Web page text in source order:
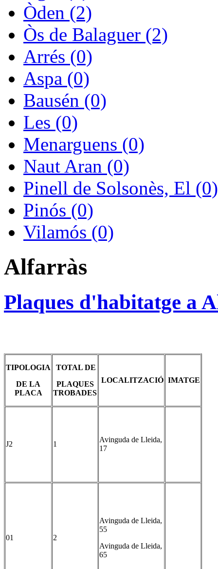
Òden (2)
Òs de Balaguer (2)
Arrés (0)
Aspa (0)
Bausén (0)
Les (0)
Menarguens (0)
Naut Aran (0)
Pinell de Solsonès, El (0)
Pinós (0)
Vilamós (0)
Alfarràs
Plaques d'habitatge a
TIPOLOGIA
DE LA
PLACA
TOTAL DE
PLAQUES
TROBADES
LOCALITZACIÓ IMATGE
J2 1
Avinguda de Lleida,
17
01 2
Avinguda de Lleida,
55
Avinguda de Lleida,
65